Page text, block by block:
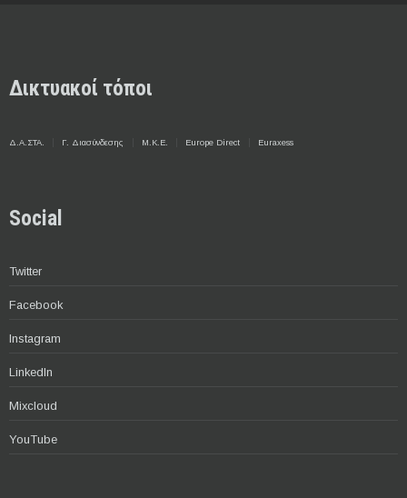
Δικτυακοί τόποι
Δ.Α.ΣΤΑ. Γ. Διασύνδεσης Μ.Κ.Ε. Europe Direct Euraxess
Social
Twitter
Facebook
Instagram
LinkedIn
Mixcloud
YouTube